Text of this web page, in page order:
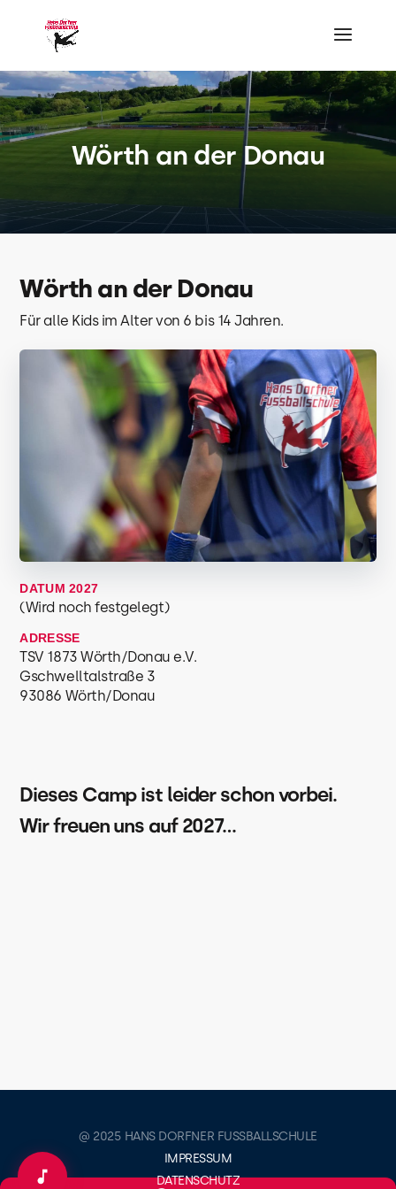
Wörth an der Donau
Wörth an der Donau
Für alle Kids im Alter von 6 bis 14 Jahren.
DATUM 2027
(Wird noch festgelegt)
ADRESSE
TSV 1873 Wörth/Donau e.V.
Gschwelltalstraße 3
93086 Wörth/Donau
Dieses Camp ist leider schon vorbei.
Wir freuen uns auf 2027…
@ 2025 HANS DORFNER FUSSBALLSCHULE
IMPRESSUM
DATENSCHUTZ